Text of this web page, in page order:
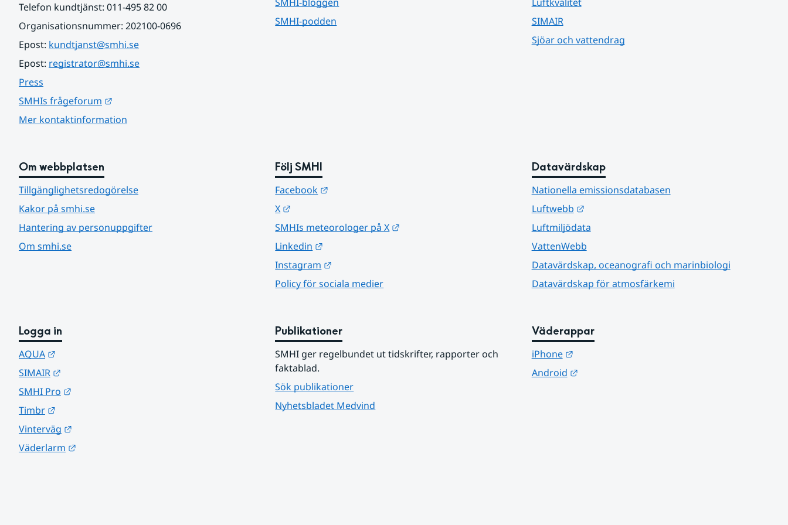
Telefon kundtjänst: 011-495 82 00
Organisationsnummer: 202100-0696
Epost: kundtjanst@smhi.se
Epost: registrator@smhi.se
Press
SMHIs frågeforum
Mer kontaktinformation
SMHI-podden
SIMAIR
Sjöar och vattendrag
Om webbplatsen
Tillgänglighetsredogörelse
Kakor på smhi.se
Hantering av personuppgifter
Om smhi.se
Följ SMHI
Facebook
X
SMHIs meteorologer på X
Linkedin
Instagram
Policy för sociala medier
Datavärdskap
Nationella emissionsdatabasen
Luftwebb
Länk till annan webbplats.
Luftmiljödata
VattenWebb
Datavärdskap, oceanografi och marinbiologi
Datavärdskap för atmosfärkemi
Logga in
AQUA
SIMAIR
SMHI Pro
Timbr
Vinterväg
Väderlarm
Publikationer
SMHI ger regelbundet ut tidskrifter, rapporter och
faktablad.
Sök publikationer
Nyhetsbladet Medvind
Väderappar
iPhone
Länk till annan webbplats.
Android
Länk till annan webbplats.